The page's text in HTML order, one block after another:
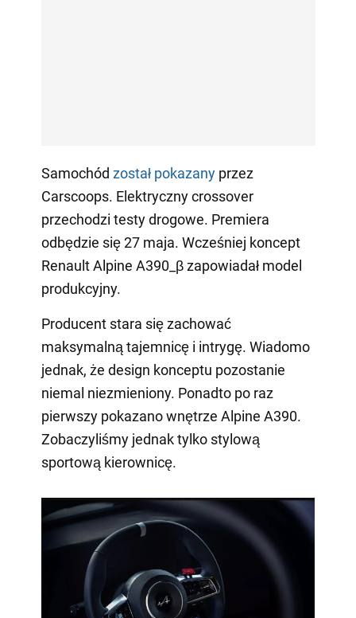
Samochód został pokazanyprzez
Carscoops. Elektryczny crossover
przechodzi testy drogowe. Premiera
odbędzie się 27 maja. Wcześniej koncept
Renault Alpine A390_β zapowiadał model
produkcyjny.
Producent stara się zachować
maksymalną tajemnicę i intrygę. Wiadomo
jednak, że design konceptu pozostanie
niemal niezmieniony. Ponadto po raz
pierwszy pokazano wnętrze Alpine A390.
Zobaczyliśmy jednak tylko stylową
sportową kierownicę.